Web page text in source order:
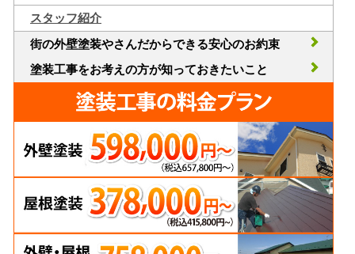
スタッフ紹介
街の外壁塗装やさんだからできる安心のお約束
塗装工事をお考えの方が知っておきたいこと